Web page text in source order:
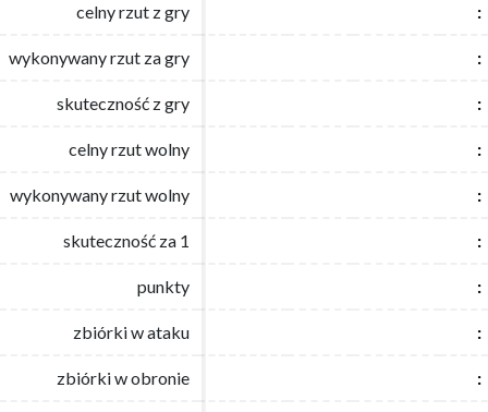
celny rzut z gry
wykonywany rzut za gry
skuteczność z gry
celny rzut wolny
wykonywany rzut wolny
skuteczność za 1
punkty
zbiórki w ataku
zbiórki w obronie
celny rzut z gry :
wykonywany rzut za gry :
skuteczność z gry :
celny rzut wolny :
wykonywany rzut wolny :
skuteczność za 1 :
punkty :
zbiórki w ataku :
zbiórki w obronie :